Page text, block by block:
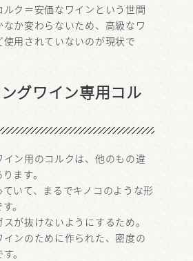
ク＝安価なワインという世間
か変わらないため、高級なワ
用されていないのが現状で
グワイン専用コル
イン用のコルクは、他のもの違
ます。
ていて、まるでキノコのような形
。
が抜けないようにするため。
インのために作られた、密度の
。